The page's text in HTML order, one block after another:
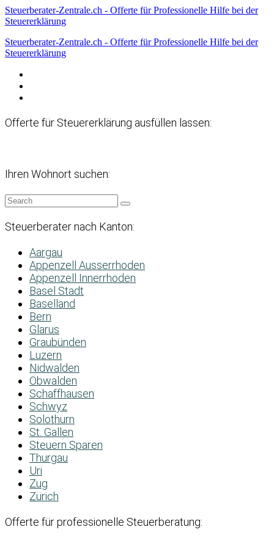
Steuerberater-Zentrale.ch - Offerte für Professionelle Hilfe bei der
Steuererklärung
Steuerberater-Zentrale.ch - Offerte für Professionelle Hilfe bei der
Steuererklärung
Offerte für Steuererklärung ausfüllen lassen:
Ihren Wohnort suchen:
Steuerberater nach Kanton:
Aargau
Appenzell Ausserrhoden
Appenzell Innerrhoden
Basel Stadt
Baselland
Bern
Glarus
Graubünden
Luzern
Nidwalden
Obwalden
Schaffhausen
Schwyz
Solothurn
St. Gallen
Steuern Sparen
Thurgau
Uri
Zug
Zürich
Offerte für professionelle Steuerberatung: